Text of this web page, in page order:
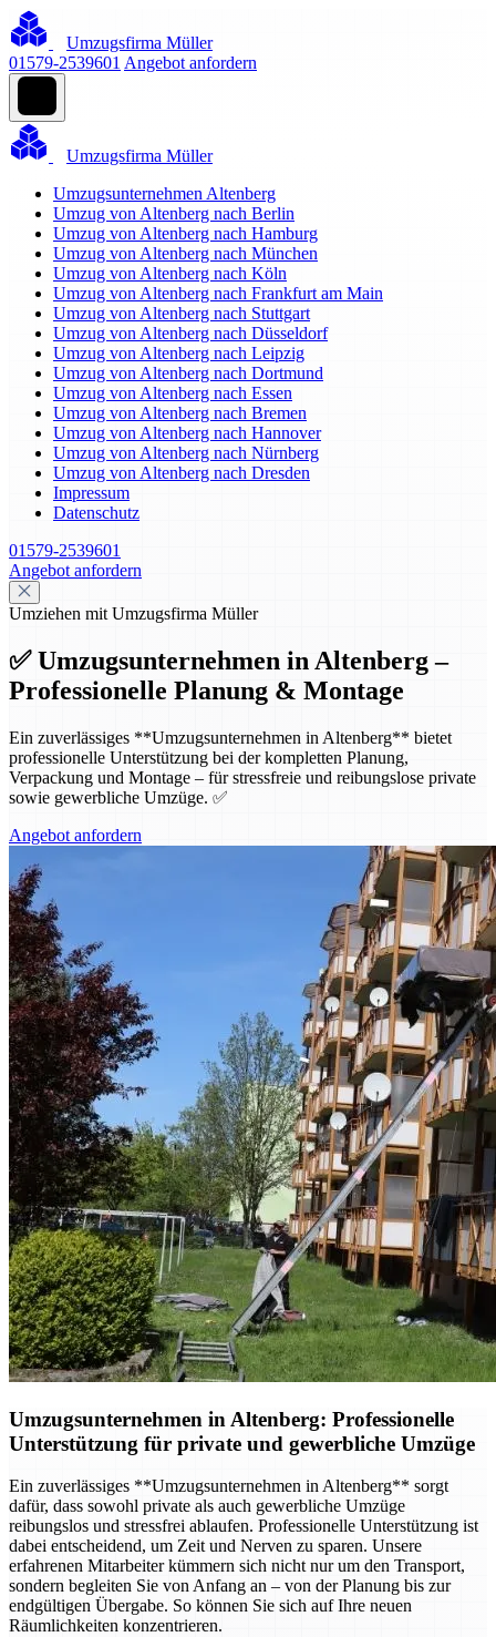
Umzugsfirma Müller
01579-2539601 Angebot anfordern
Umzugsfirma Müller
Umzugsunternehmen Altenberg
Umzug von Altenberg nach Berlin
Umzug von Altenberg nach Hamburg
Umzug von Altenberg nach München
Umzug von Altenberg nach Köln
Umzug von Altenberg nach Frankfurt am Main
Umzug von Altenberg nach Stuttgart
Umzug von Altenberg nach Düsseldorf
Umzug von Altenberg nach Leipzig
Umzug von Altenberg nach Dortmund
Umzug von Altenberg nach Essen
Umzug von Altenberg nach Bremen
Umzug von Altenberg nach Hannover
Umzug von Altenberg nach Nürnberg
Umzug von Altenberg nach Dresden
Impressum
Datenschutz
01579-2539601
Angebot anfordern
Umziehen mit Umzugsfirma Müller
✅ Umzugsunternehmen in Altenberg –
Professionelle Planung & Montage
Ein zuverlässiges **Umzugsunternehmen in Altenberg** bietet
professionelle Unterstützung bei der kompletten Planung,
Verpackung und Montage – für stressfreie und reibungslose private
sowie gewerbliche Umzüge. ✅
Angebot anfordern
Umzugsunternehmen in Altenberg: Professionelle
Unterstützung für private und gewerbliche Umzüge
Ein zuverlässiges **Umzugsunternehmen in Altenberg** sorgt
dafür, dass sowohl private als auch gewerbliche Umzüge
reibungslos und stressfrei ablaufen. Professionelle Unterstützung ist
dabei entscheidend, um Zeit und Nerven zu sparen. Unsere
erfahrenen Mitarbeiter kümmern sich nicht nur um den Transport,
sondern begleiten Sie von Anfang an – von der Planung bis zur
endgültigen Übergabe. So können Sie sich auf Ihre neuen
Räumlichkeiten konzentrieren.